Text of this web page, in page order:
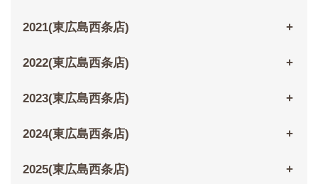
2021(東広島西条店)
2022(東広島西条店)
2023(東広島西条店)
2024(東広島西条店)
2025(東広島西条店)